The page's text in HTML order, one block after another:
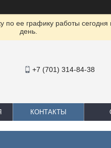
ее графику работы
день.
+7 (701) 314-84-38
КОНТАКТЫ